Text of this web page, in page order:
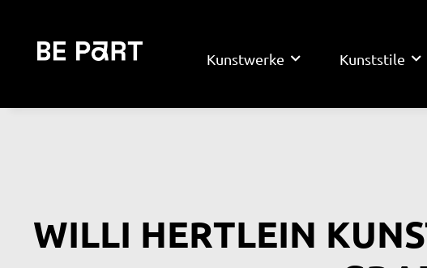
Kunstwerke Kunststile
WILLI HERTLEIN